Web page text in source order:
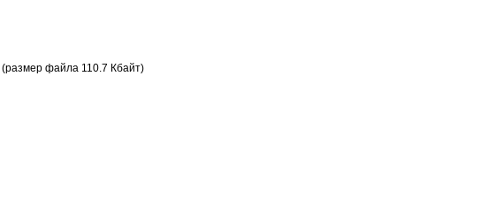
(размер файла 110.7 Кбайт)